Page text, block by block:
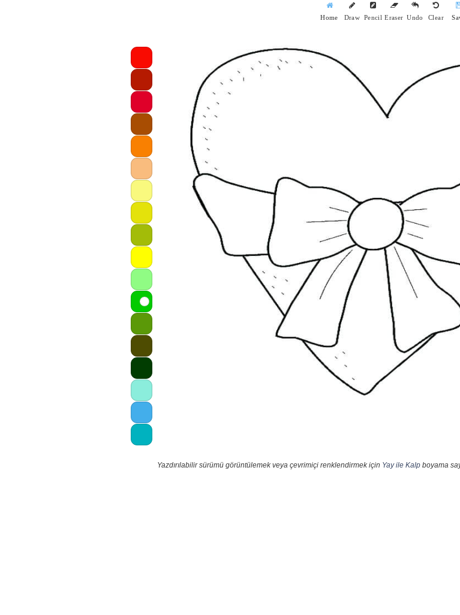
Home Draw Pencil Eraser Undo Clear
Yazdırılabilir sürümü görüntülemek veya çevrimiçi renklendirmek için Yay ile Kalp boyama